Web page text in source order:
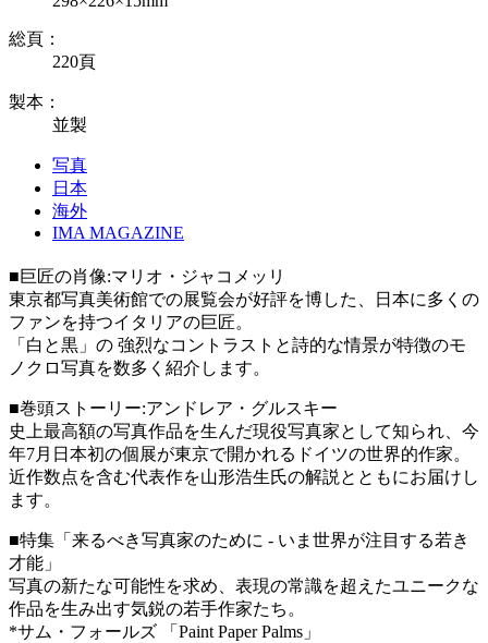
総頁：
220頁
製本：
並製
写真
日本
海外
IMA MAGAZINE
■巨匠の肖像:マリオ・ジャコメッリ
東京都写真美術館での展覧会が好評を博した、日本に多くの
ファンを持つイタリアの巨匠。
「白と黒」の 強烈なコントラストと詩的な情景が特徴のモ
ノクロ写真を数多く紹介します。
■巻頭ストーリー:アンドレア・グルスキー
史上最高額の写真作品を生んだ現役写真家として知られ、今
年7月日本初の個展が東京で開かれるドイツの世界的作家。
近作数点を含む代表作を山形浩生氏の解説とともにお届けし
ます。
■特集「来るべき写真家のために - いま世界が注目する若き
才能」
写真の新たな可能性を求め、表現の常識を超えたユニークな
作品を生み出す気鋭の若手作家たち。
*サム・フォールズ 「Paint Paper Palms」